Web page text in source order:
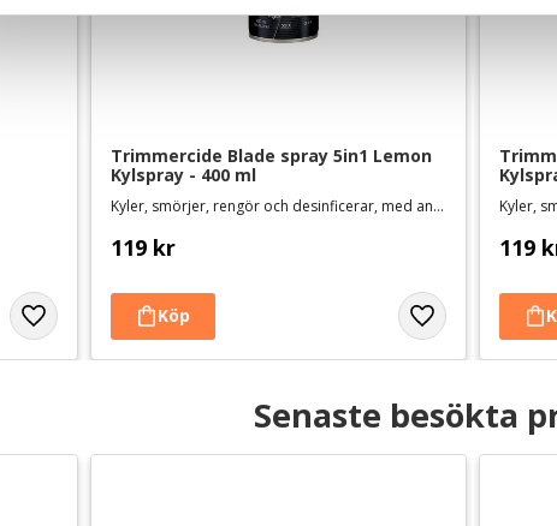
Trimmercide Blade spray 5in1 Lemon
Kylspray - 400 ml
Kyler, smörjer, rengör och desinficerar, med antirost-formula. Svensktillverkad
119 kr 119
Senaste besökta